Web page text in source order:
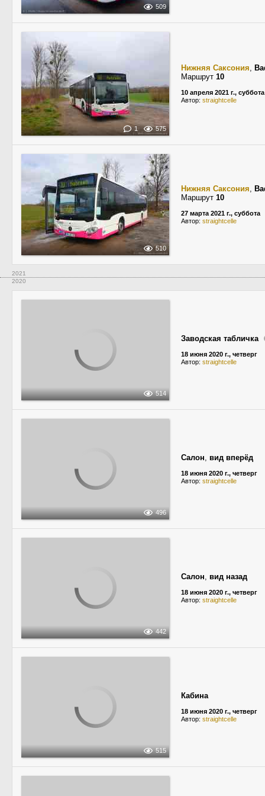
509
1 575
Нижняя Саксония,
Маршрут 10
10 апреля 2021 г., суббота
Автор: straightcelle
510
Нижняя Саксония,
Маршрут 10
27 марта 2021 г., суббота
Автор: straightcelle
2021
2020
514
Заводская табличка
18 июня 2020 г., четверг
Автор: straightcelle
496
Салон, вид вперёд
18 июня 2020 г., четверг
Автор: straightcelle
442
Салон, вид назад
18 июня 2020 г., четверг
Автор: straightcelle
515
Кабина
18 июня 2020 г., четверг
Автор: straightcelle